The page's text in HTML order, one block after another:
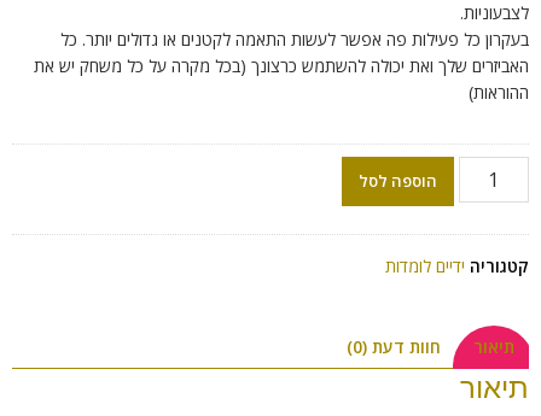
לצבעוניות.
בעקרון כל פעילות פה אפשר לעשות התאמה לקטנים או גדולים יותר. כל
האביזרים שלך ואת יכולה להשתמש כרצונך (בכל מקרה על כל משחק יש את
ההוראות)
הוספה לסל
קטגוריה ידיים לומדות
תיאור חוות דעת (0)
תיאור